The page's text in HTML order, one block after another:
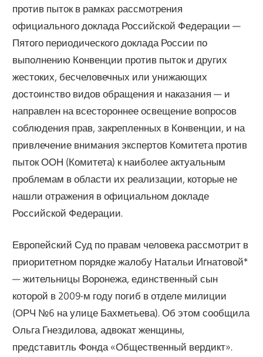
против пыток в рамках рассмотрения
официального доклада Российской Федерации —
Пятого периодического доклада России по
выполнению Конвенции против пыток и других
жестоких, бесчеловечных или унижающих
достоинство видов обращения и наказания — и
направлен на всестороннее освещение вопросов
соблюдения прав, закрепленных в Конвенции, и на
привлечение внимания экспертов Комитета против
пыток ООН (Комитета) к наиболее актуальным
проблемам в области их реализации, которые не
нашли отражения в официальном докладе
Российской Федерации.
Европейский Суд по правам человека рассмотрит в
приоритетном порядке жалобу Натальи Игнатовой*
— жительницы Воронежа, единственный сын
которой в 2009-м году погиб в отделе милиции
(ОРЧ №6 на улице Бахметьева). Об этом сообщила
Ольга Гнездилова, адвокат женщины,
представитль Фонда «Общественный вердикт».